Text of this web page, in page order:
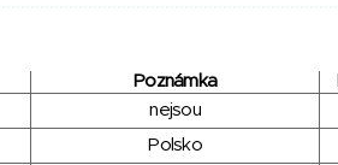
Poznámka
nejsou
Polsko